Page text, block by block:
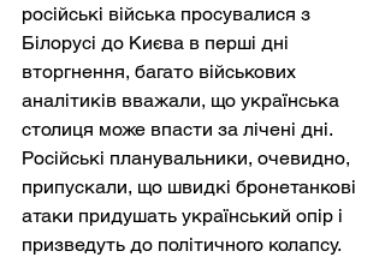
російські війська просувалися з
Білорусі до Києва в перші дні
вторгнення, багато військових
аналітиків вважали, що українська
столиця може впасти за лічені дні.
Російські планувальники, очевидно,
припускали, що швидкі бронетанкові
атаки придушать український опір і
призведуть до політичного колапсу.